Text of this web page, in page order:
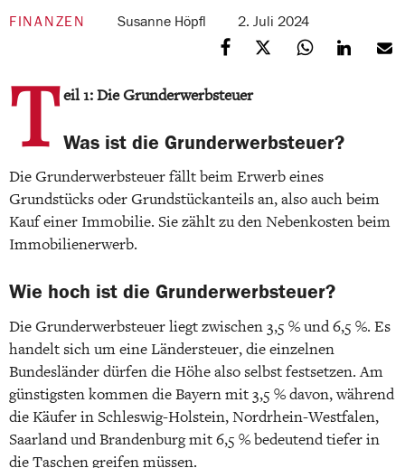
FINANZEN Susanne Höpfl 2. Juli 2024
T eil 1: Die Grunderwerbsteuer
Was ist die Grunderwerbsteuer?
Die Grunderwerbsteuer fällt beim Erwerb eines
Grundstücks oder Grundstückanteils an, also auch beim
Kauf einer Immobilie. Sie zählt zu den Nebenkosten beim
Immobilienerwerb.
Wie hoch ist die Grunderwerbsteuer?
Die Grunderwerbsteuer liegt zwischen 3,5 % und 6,5 %. Es
handelt sich um eine Ländersteuer, die einzelnen
Bundesländer dürfen die Höhe also selbst festsetzen. Am
günstigsten kommen die Bayern mit 3,5 % davon, während
die Käufer in Schleswig-Holstein, Nordrhein-Westfalen,
Saarland und Brandenburg mit 6,5 % bedeutend tiefer in
die Taschen greifen müssen.